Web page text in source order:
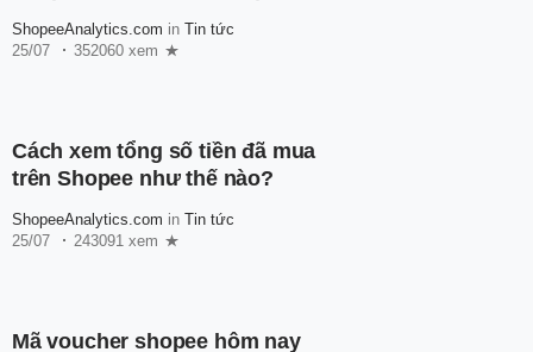
ShopeeAnalytics.com in Tin tức
25/07
352060 xem
Cách xem tổng số tiền đã mua
trên Shopee như thế nào?
ShopeeAnalytics.com in Tin tức
25/07
243091 xem
Mã voucher shopee hôm nay